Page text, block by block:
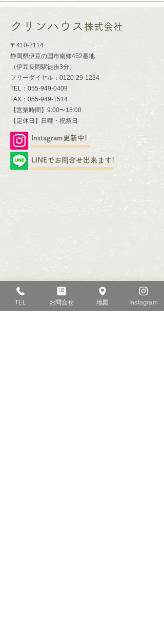
クリンハウス 株式会社
〒410-2114
静岡県伊豆の国市南條452番地
​（伊豆長岡駅徒歩3分）​
​フリーダイヤル：0120-29-1234
TEL：055-949-0409
FAX：055-949-1514
【営業時間】9:00〜18:00
​【定休日】日曜・祝祭日
Instagram更新中!
LINEでお問合せ出来ます!
TEL お問合せ 地図 Instagram